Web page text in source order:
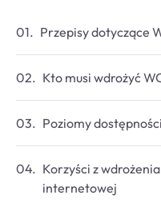
Przepisy dotyczące
Kto musi wdrożyć
Poziomy
Korzyści z
internetowej